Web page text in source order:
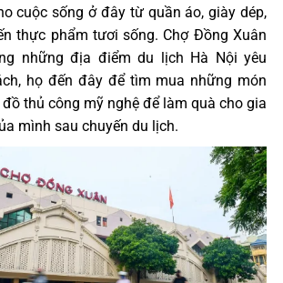
cuộc sống ở đây từ quần áo, giày dép,
thực phẩm tươi sống. Chợ Đồng Xuân
những địa điểm du lịch Hà Nội yêu
họ đến đây để tìm mua những món
thủ công mỹ nghệ để làm quà cho gia
mình sau chuyến du lịch.